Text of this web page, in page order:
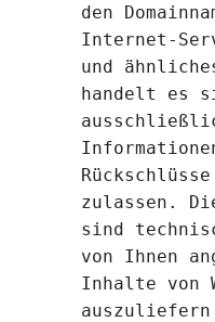
den
Internet-
und
handelt es
zulassen.
sind
von Ihnen
Inhalte von